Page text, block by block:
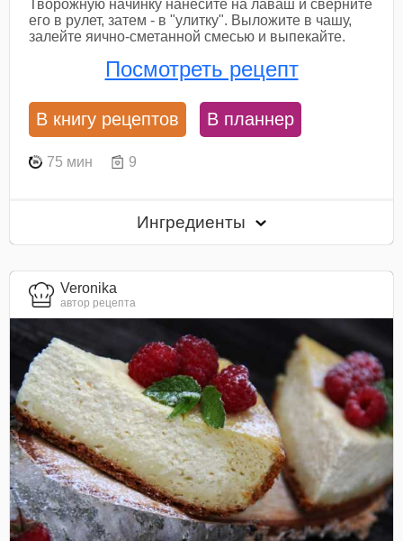
Творожную начинку нанесите на лаваш и сверните
его в рулет, затем - в "улитку". Выложите в чашу,
залейте яично-сметанной смесью и выпекайте.
Посмотреть рецепт
В книгу рецептов В планнер
75 мин 9
Ингредиенты
Veronika
автор рецепта